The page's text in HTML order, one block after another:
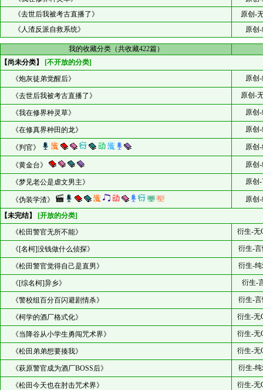
《去世后我被考古直播了》
原创-
《人渣反派自救系统》
原创
我的收藏分类（共收藏422篇）
【尚未分类】
[不开放的分类]
《炮灰徒弟觉醒后》
原创
《去世后我被考古直播了》 原创-
《我在修界种灵草》 原创
《在修真界种田的龙》 原创
《判官》 原创
《黄金台》 原创
《梦见老公是虐文男主》 原创
《伪装学渣》
原创
【未完结】
[开放的分类]
《松田警官无所不能》
衍生-无
《[名柯]没钱做什么侦探》 衍生-
《松田警官觉得自己是直男》 衍生-
《[综名柯]异乡》 衍生-
《警校组百分百闪避剧情杀》 衍生-
《柯学的酒厂格式化》 衍生-无
《当降谷从小学生勇闯咒术界》 衍生-无
《松田弟弟想要揍我》 衍生-无
《萩原警官成为酒厂BOSS后》 衍生-
《松田今天也在肘击咒术界》
衍生-无